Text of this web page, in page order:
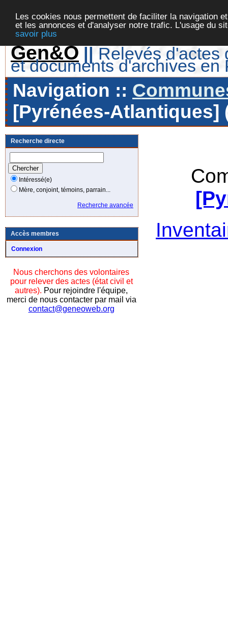
Les cookies nous permettent de faciliter la navigation
et les annonces et d'analyser notre trafic. L'usage du
savoir plus
Gen&O || Relevés d'actes
et documents d'archives en
Navigation ::
[Pyrénées-Atlantiques]
Recherche directe
Intéressé(e)
Mère, conjoint, témoins, parrain...
Recherche avancée
Accès membres
Connexion
Nous cherchons des volontaires
pour relever des actes (état civil et
autres). Pour rejoindre l'équipe,
merci de nous contacter par mail via
contact@geneoweb.org